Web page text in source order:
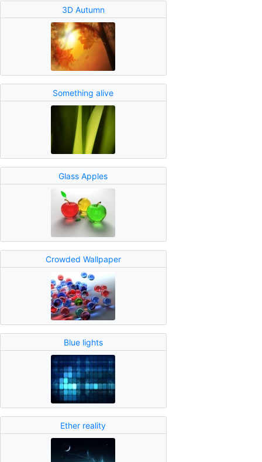
3D Autumn
Something alive
Glass Apples
Crowded Wallpaper
Blue lights
Ether reality